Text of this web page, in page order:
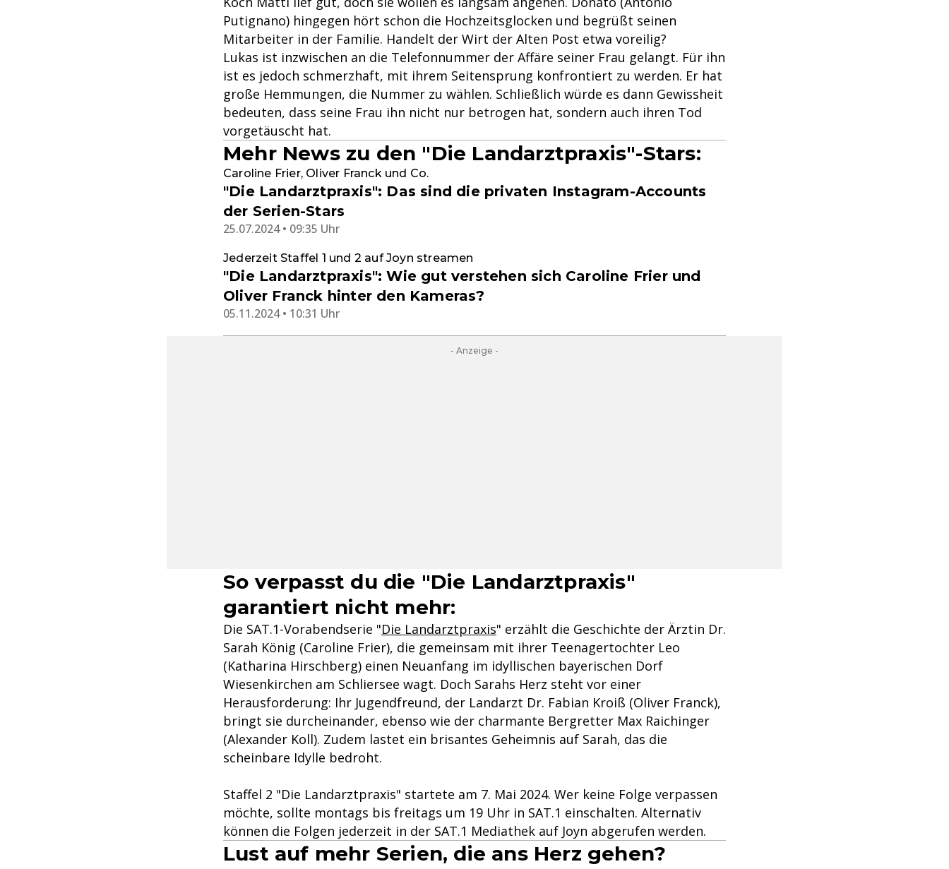
Putignano) hingegen hört schon die Hochzeitsglocken und begrüßt seinen
Mitarbeiter in der Familie. Handelt der Wirt der Alten Post etwa voreilig?
Lukas ist inzwischen an die Telefonnummer der Affäre seiner Frau gelangt. Für ihn
ist es jedoch schmerzhaft, mit ihrem Seitensprung konfrontiert zu werden. Er hat
große Hemmungen, die Nummer zu wählen. Schließlich würde es dann Gewissheit
bedeuten, dass seine Frau ihn nicht nur betrogen hat, sondern auch ihren Tod
vorgetäuscht hat.
Mehr News zu den "Die Landarztpraxis"-Stars:
Caroline Frier, Oliver Franck und Co.
"Die Landarztpraxis": Das sind die privaten Instagram-Accounts
der Serien-Stars
25.07.2024 • 09:35 Uhr
Jederzeit Staffel 1 und 2 auf Joyn streamen
"Die Landarztpraxis": Wie gut verstehen sich Caroline Frier und
Oliver Franck hinter den Kameras?
05.11.2024 • 10:31 Uhr
- Anzeige -
So verpasst du die "Die Landarztpraxis"
garantiert nicht mehr:
Die SAT.1-Vorabendserie "Die Landarztpraxis" erzählt die Geschichte der Ärztin Dr.
Sarah König (Caroline Frier), die gemeinsam mit ihrer Teenagertochter Leo
(Katharina Hirschberg) einen Neuanfang im idyllischen bayerischen Dorf
Wiesenkirchen am Schliersee wagt. Doch Sarahs Herz steht vor einer
Herausforderung: Ihr Jugendfreund, der Landarzt Dr. Fabian Kroiß (Oliver Franck),
bringt sie durcheinander, ebenso wie der charmante Bergretter Max Raichinger
(Alexander Koll). Zudem lastet ein brisantes Geheimnis auf Sarah, das die
scheinbare Idylle bedroht.
Staffel 2 "Die Landarztpraxis" startete am 7. Mai 2024. Wer keine Folge verpassen
möchte, sollte montags bis freitags um 19 Uhr in SAT.1 einschalten. Alternativ
können die Folgen jederzeit in der SAT.1 Mediathek auf Joyn abgerufen werden.
Lust auf mehr Serien, die ans Herz gehen?